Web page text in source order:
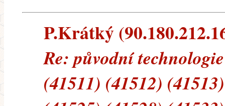
P.Krátký
Re: původní
(41511) (41512)